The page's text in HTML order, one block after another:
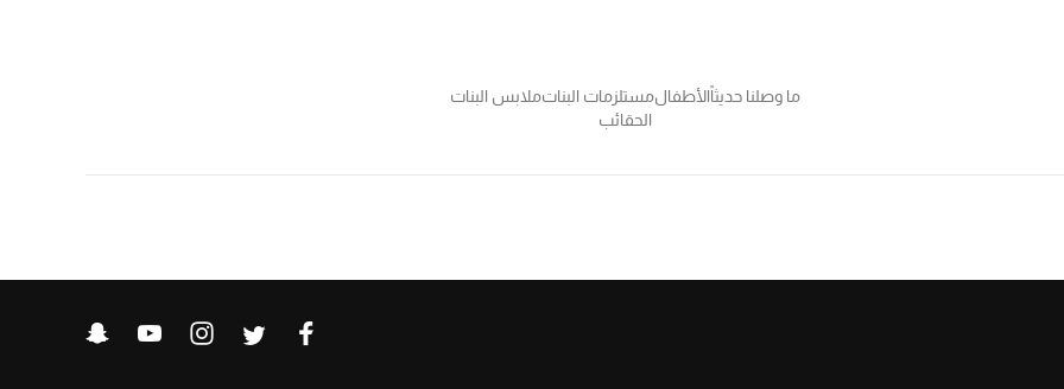
ما وصلنا حديثاًالأطفالمستلزمات البناتملابس البنات
الحقائب